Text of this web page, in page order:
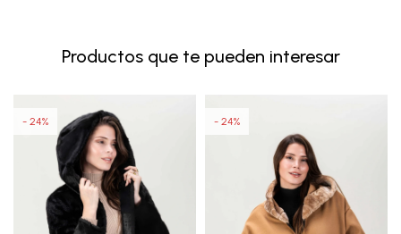
Productos que te pueden interesar
24 24